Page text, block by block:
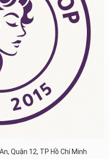
Quận 12, TP Hồ Chí Minh